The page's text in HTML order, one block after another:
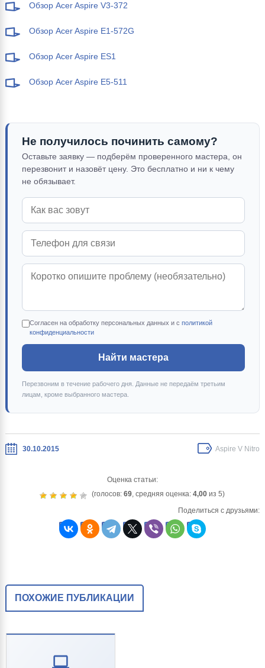
Обзор Acer Aspire V3-372
Обзор Acer Aspire E1-572G
Обзор Acer Aspire ES1
Обзор Acer Aspire E5-511
Не получилось починить самому?
Оставьте заявку — подберём проверенного мастера, он
перезвонит и назовёт цену. Это бесплатно и ни к чему
не обязывает.
Согласен на обработку персональных данных и с политикой
конфиденциальности
Найти мастера
Перезвоним в течение рабочего дня. Данные не передаём третьим
лицам, кроме выбранного мастера.
30.10.2015 Aspire V Nitro
Оценка статьи:
(голосов:69, средняя оценка:4,00 из 5)
Поделиться с друзьями:
ПОХОЖИЕ ПУБЛИКАЦИИ